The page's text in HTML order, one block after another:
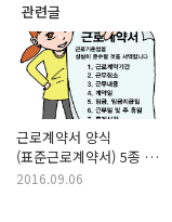
관련글
근로계약서 양식
(표준근로계약서) 5종 -
찾는거 이거에요
2016.09.06